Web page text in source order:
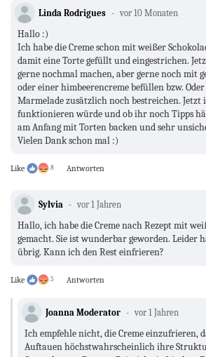
Linda Rodrigues vor 10 Monaten
Hallo :)
Ich habe die Creme schon mit weißer
damit eine Torte gefüllt und eingestrichen.
gerne nochmal machen, aber gerne noch mit
oder einer himbeerencreme befüllen bzw.
Marmelade zusätzlich noch bestreichen. Jetzt
funktionieren würde und ob ihr noch Tipps
am Anfang mit Torten backen und sehr
Vielen Dank schon mal :)
Like 8 Antworten
Sylvia vor 1 Jahren
Hallo, ich habe die Creme nach Rezept mit
gemacht. Sie ist wunderbar geworden. Leider
übrig. Kann ich den Rest einfrieren?
Like 5 Antworten
Joanna Moderator vor 1 Jahren
Ich empfehle nicht, die Creme einzufrieren,
Auftauen höchstwahrscheinlich ihre